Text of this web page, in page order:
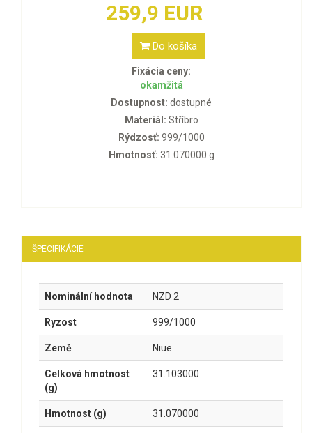
259,9 EUR
Do košíka
Fixácia ceny:
okamžitá
Dostupnost: dostupné
Materiál: Stříbro
Rýdzosť: 999/1000
Hmotnosť: 31.070000 g
ŠPECIFIKÁCIE
Nominální hodnota NZD 2
Ryzost 999/1000
Země Niue
Celková hmotnost
(g)
31.103000
Hmotnost (g) 31.070000